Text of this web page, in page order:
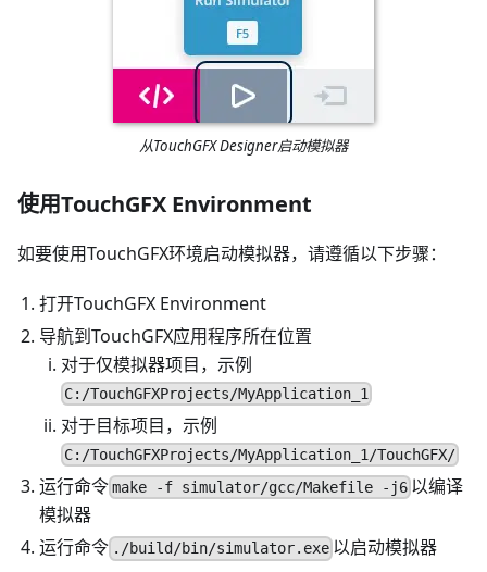
从TouchGFX Designer启动模拟器
使用TouchGFX Environment
如要使用TouchGFX环境启动模拟器，请遵循以下步骤：
打开TouchGFX Environment
导航到TouchGFX应用程序所在位置
对于仅模拟器项目，示例
C:/TouchGFXProjects/MyApplication_1
对于目标项目，示例
C:/TouchGFXProjects/MyApplication_1/TouchGFX/
运行命令make -f simulator/gcc/Makefile -j6 以编译
模拟器
运行命令 ./build/bin/simulator.exe 以启动模拟器